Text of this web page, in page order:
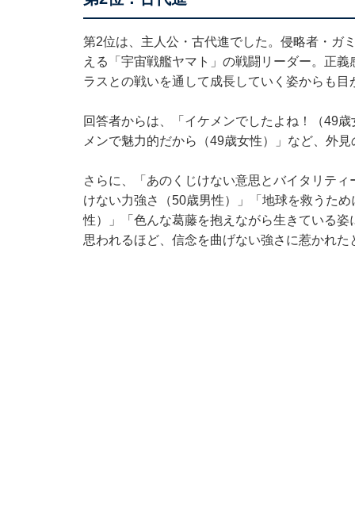
第2位は、主人公・古代進でした。侵略者・ガ
える「宇宙戦艦ヤマト」の戦闘リーダー。正
ラスとの戦いを通して成長していく姿からも目
回答者からは、「イケメンでしたよね！（49
メンで魅力的だから（49歳女性）」など、外
さらに、「あのくじけない意思とバイタリテ
けない力強さ（50歳男性）」「地球を救うた
性）」「色んな葛藤を抱えながら生きている
思われるほど、信念を曲げない強さに惹かれた